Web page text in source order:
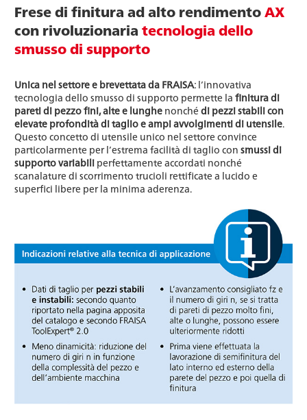
Frese di finitura ad alto rendimentoAX
con rivoluzionaria tecnologia dello
smusso di supporto
Unica nel settore e brevettata da FRAISA: l’innovativa
tecnologia dello smusso di supporto permette la finitura di
pareti di pezzo fini, alte e lunghe nonché di pezzi stabili con
elevate profondità di taglio e ampi avvolgimenti di utensile.
Questo concetto di utensile unico nel settore convince
particolarmente per l’estrema facilità di taglio con smussi di
supporto variabili perfettamente accordati nonché
scanalature di scorrimento trucioli rettificate a lucido e
superfici libere per la minima aderenza.